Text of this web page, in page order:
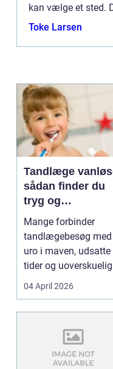
kan vælge et sted.
hjælpe dig med at
Toke Larsen
Tandlæge
sådan finder du
tryg og
professionel
tandpleje
Mange forbinder
tandlægebesøg med
uro i maven, udsatte
tider og
priser. Samtidig ved
04 April 2026